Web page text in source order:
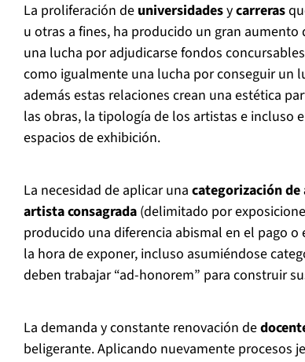
La proliferación de universidadesycarreras
u otras a fines, ha producido un gran aumento
una lucha por adjudicarse fondos
como igualmente una lucha por conseguir un
además estas relaciones crean una estética
las obras, la tipología de los artistas e incluso
espacios de exhibición.
La necesidad de aplicar una categorización
artista consagrada (delimitado por
producido una diferencia abismal en el pago o
la hora de exponer, incluso asumiéndose
deben trabajar “ad-honorem” para construir
La demanda y constante renovación de
beligerante. Aplicando nuevamente procesos